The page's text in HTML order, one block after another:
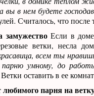
вы в нем будете
Считалось, что после
замужествоЕсли в доме
ветки, несла
всем ты
умному, до
оставить в ее
парня на